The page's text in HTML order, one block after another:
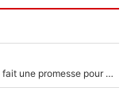
«Très, très agréablement surpris» : Bruno Genesio fait une promesse pour la suite du mercato de l’OM et rassure les supporters